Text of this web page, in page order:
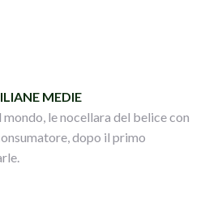
MEDIE
le nocellara del belice con
dopo il primo